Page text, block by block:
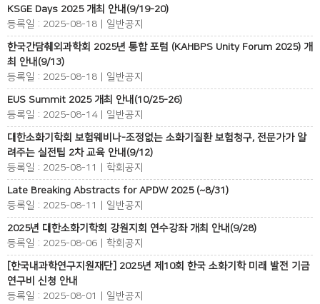
KSGE Days 2025 개최 안내(9/19-20)
등록일 : 2025-08-18 | 일반공지
한국간담췌외과학회 2025년 통합 포럼 (KAHBPS Unity Forum 2025) 개
최 안내(9/13)
등록일 : 2025-08-18 | 일반공지
EUS Summit 2025 개최 안내(10/25-26)
등록일 : 2025-08-14 | 일반공지
대한소화기학회 보험웨비나-조정없는 소화기질환 보험청구, 전문가가 알
려주는 실전팁 2차 교육 안내(9/12)
등록일 : 2025-08-11 | 학회공지
Late Breaking Abstracts for APDW 2025 (~8/31)
등록일 : 2025-08-11 | 일반공지
2025년 대한소화기학회 강원지회 연수강좌 개최 안내(9/28)
등록일 : 2025-08-06 | 학회공지
[한국내과학연구지원재단] 2025년 제10회 한국 소화기학 미래 발전 기금
연구비 신청 안내
등록일 : 2025-08-01 | 일반공지